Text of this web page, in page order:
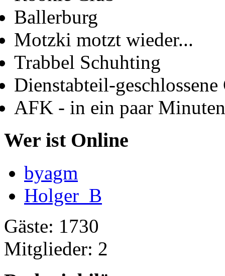
Ballerburg
Motzki motzt wieder...
Trabbel Schuhting
Dienstabteil-geschlossene
AFK - in ein paar
Wer ist Online
byagm
Holger_B
Gäste: 1730
Mitglieder: 2